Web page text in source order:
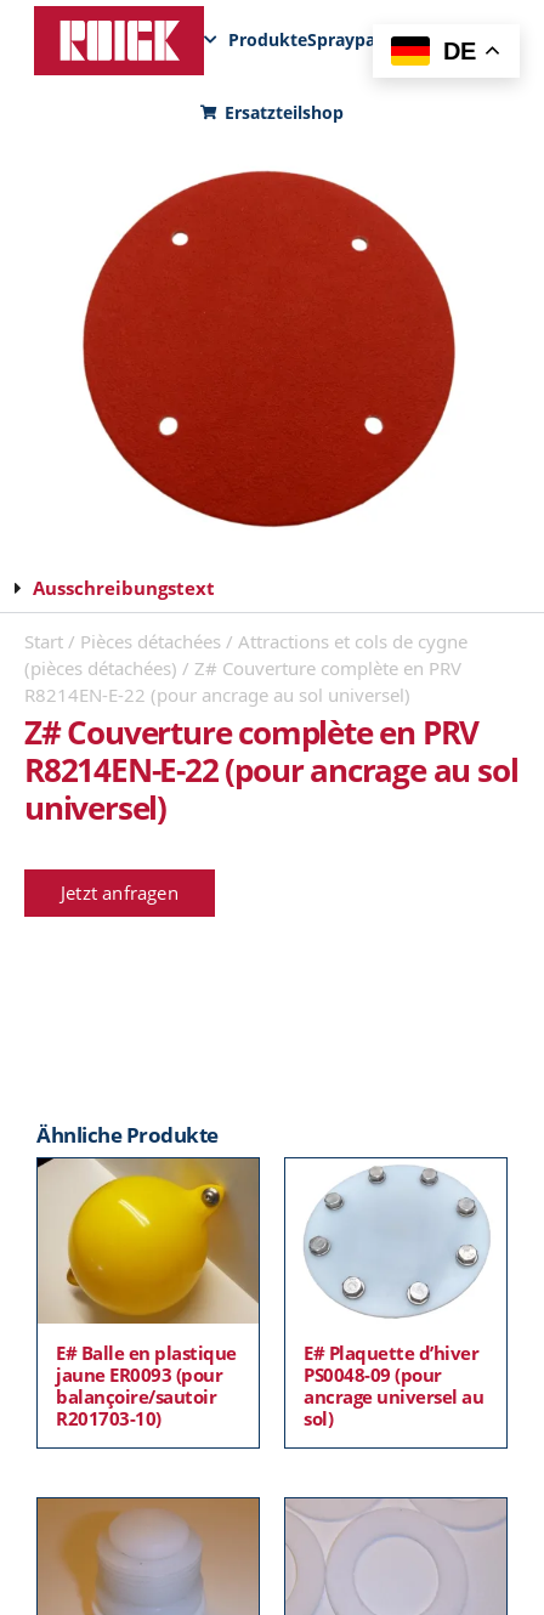
ProdukteSprayparksFunPadNews
Ersatzteilshop
Ausschreibungstext
Start / Pièces détachées / Attractions et cols de cygne
(pièces détachées) / Z# Couverture complète en PRV
R8214EN-E-22 (pour ancrage au sol universel)
Z# Couverture complète en PRV
R8214EN-E-22 (pour ancrage au sol
universel)
Jetzt anfragen
Ähnliche Produkte
E# Balle en plastique
jaune ER0093 (pour
balançoire/sautoir
R201703-10)
E# Plaquette d’hiver
PS0048-09 (pour
ancrage universel au
sol)
DE